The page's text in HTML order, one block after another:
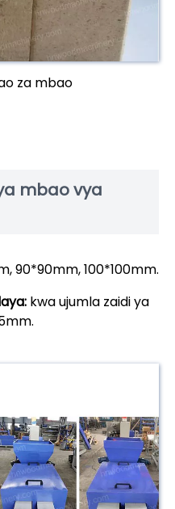
za mbao
mbao vya
90*90mm, 100*100mm.
kwa ujumla zaidi ya